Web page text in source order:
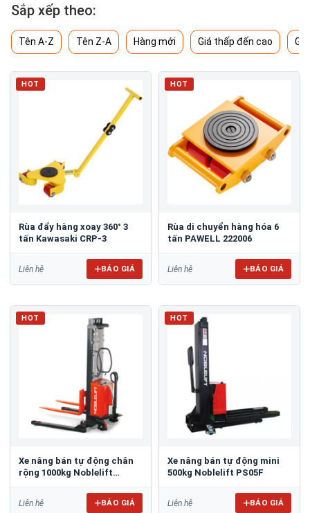
Sắp xếp theo:
Tên A-Z Tên Z-A Hàng mới Giá thấp đến cao
HOT
Rùa đẩy hàng xoay 360° 3
tấn Kawasaki CRP-3
Liên hệ BÁO GIÁ
HOT
Rùa di chuyển hàng hóa 6
tấn PAWELL 222006
Liên hệ BÁO GIÁ
HOT
Xe nâng bán tự động chân
rộng 1000kg Noblelift
Liên hệ BÁO GIÁ
HOT
Xe nâng bán tự động mini
500kg Noblelift PS05F
Liên hệ BÁO GIÁ